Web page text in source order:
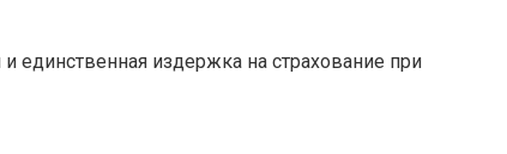
единственная издержка на страхование при